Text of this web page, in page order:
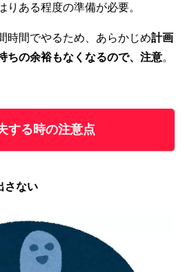
りある程度の準備が必要。
時間でやるため、あらかじめ計画
ちの余裕もなくなるので、注意。
する時の注意点
さない